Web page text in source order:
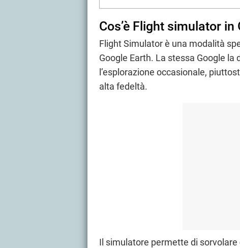
Cos’è Flight simulator in
Flight Simulator è una modalità
Google Earth. La stessa Google
l’esplorazione occasionale,
alta fedeltà.
Il simulatore permette di